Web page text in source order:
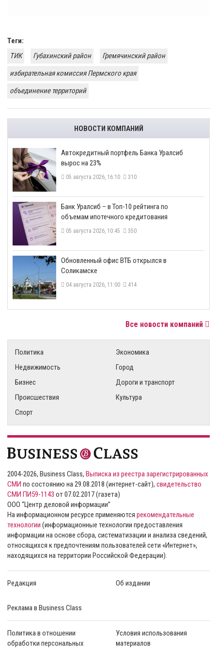
Теги:
ТИК
Губахинский район
Гремячинский район
избирательная комиссия Пермского края
объединение территорий
НОВОСТИ КОМПАНИЙ
​Автокредитный портфель Банка Уралсиб
вырос на 23%
05 августа 2026, 16:10 310
​Банк Уралсиб – в Топ-10 рейтинга по
объемам ипотечного кредитования
05 августа 2026, 10:45 350
​Обновленный офис ВТБ открылся в
Соликамске
04 августа 2026, 11:00 414
Все новости компаний
Политика
Экономика
Недвижимость
Город
Бизнес
Дороги и транспорт
Происшествия
Культура
Спорт
2004-2026, Business Class, Выписка из реестра зарегистрированных
СМИ по состоянию на 29.08.2018 (интернет-сайт), свидетельство
СМИ ПИ59-1143 от 07.02.2017 (газета)
ООО “Центр деловой информации”
На информационном ресурсе применяются рекомендательные
технологии (информационные технологии предоставления
информации на основе сбора, систематизации и анализа сведений,
относящихся к предпочтениям пользователей сети «Интернет»,
находящихся на территории Российской Федерации).
Редакция Об издании
Реклама в Business Class
Политика в отношении
обработки персональных
Условия использования
материалов